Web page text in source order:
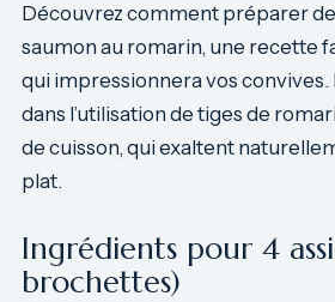
Découvrez comment préparer
saumon au romarin, une recette
qui impressionnera vos convives.
dans l’utilisation de tiges de
de cuisson, qui exaltent
plat.
Ingrédients pour 4
brochettes)